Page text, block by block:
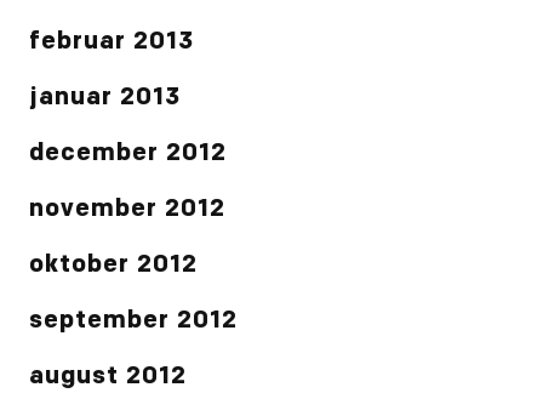
februar 2013
januar 2013
december 2012
november 2012
oktober 2012
september 2012
august 2012